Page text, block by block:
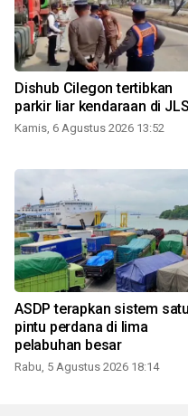
Dishub Cilegon tertibkan
parkir liar kendaraan di JLS
Kamis, 6 Agustus 2026 13:52
ASDP terapkan sistem satu
pintu perdana di lima
pelabuhan besar
Rabu, 5 Agustus 2026 18:14